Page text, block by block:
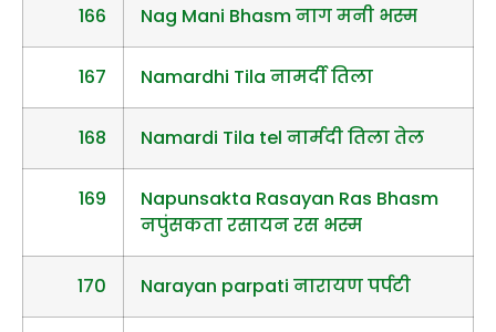
166 Nag Mani Bhasm नाग मनी भस्म
167 Namardhi Tila नामर्दी तिला
168 Namardi Tila tel नार्मदी तिला तेल
169
Napunsakta Rasayan Ras Bhasm
नपुंसकता रसायन रस भस्म
170 Narayan parpati नारायण पर्पटी